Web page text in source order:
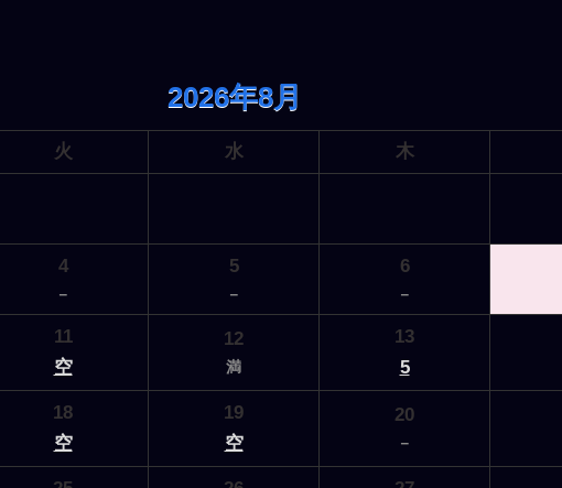
2026年8月
火 水 木
4
－
5
－
6
－
11
空
12
満
13
5
18
空
19
空
20
－